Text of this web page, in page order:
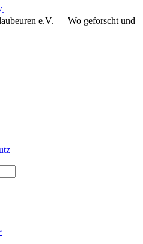
e.V. — Wo geforscht und